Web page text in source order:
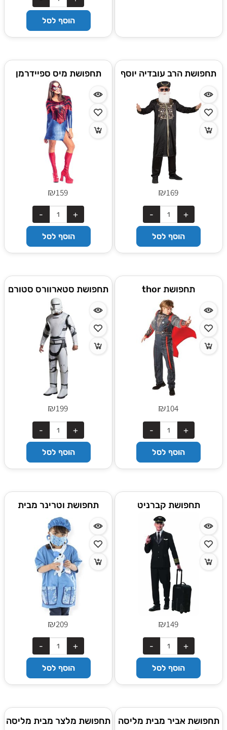
הוסף לסל
תחפושת הרב עובדיה יוסף
₪169
הוסף לסל
תחפושת מיס ספיידרמן
Rubies רוביס
₪159
הוסף לסל
תחפושת thor
₪104
הוסף לסל
תחפושת סטארוורס סטורם
טרופר
₪199
הוסף לסל
תחפושת קברניט
₪149
הוסף לסל
תחפושת וטרינר מבית
מליסה ודאג
₪209
הוסף לסל
תחפושת אביר מבית מליסה
תחפושת מלצר מבית מליסה